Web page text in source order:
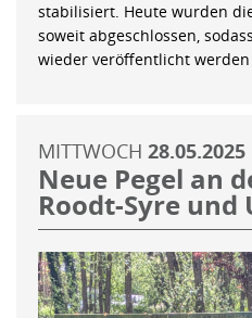
stabilisiert. Heute wurden
soweit abgeschlossen,
wieder veröffentlicht werden
MITTWOCH 28.05.2025
Neue Pegel an
Roodt-Syre und